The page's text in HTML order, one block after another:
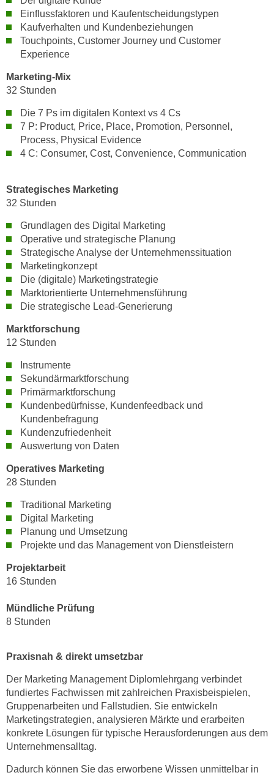
Einflussfaktoren und Kaufentscheidungstypen
Kaufverhalten und Kundenbeziehungen
Touchpoints, Customer Journey und Customer
Experience
Marketing-Mix
32 Stunden
Die 7 Ps im digitalen Kontext vs 4 Cs
7 P: Product, Price, Place, Promotion, Personnel,
Process, Physical Evidence
4 C: Consumer, Cost, Convenience, Communication
Strategisches Marketing
32 Stunden
Grundlagen des Digital Marketing
Operative und strategische Planung
Strategische Analyse der Unternehmenssituation
Marketingkonzept
Die (digitale) Marketingstrategie
Marktorientierte Unternehmensführung
Die strategische Lead-Generierung
Marktforschung
12 Stunden
Instrumente
Sekundärmarktforschung
Primärmarktforschung
Kundenbedürfnisse, Kundenfeedback und
Kundenbefragung
Kundenzufriedenheit
Auswertung von Daten
Operatives Marketing
28 Stunden
Traditional Marketing
Digital Marketing
Planung und Umsetzung
Projekte und das Management von Dienstleistern
Projektarbeit
16 Stunden
Mündliche Prüfung
8 Stunden
Praxisnah & direkt umsetzbar
Der Marketing Management Diplomlehrgang verbindet
fundiertes Fachwissen mit zahlreichen Praxisbeispielen,
Gruppenarbeiten und Fallstudien. Sie entwickeln
Marketingstrategien, analysieren Märkte und erarbeiten
konkrete Lösungen für typische Herausforderungen aus dem
Unternehmensalltag.
Dadurch können Sie das erworbene Wissen unmittelbar in
i
g
e
U
m
e
a
r
ü
b
e
r
h
i
n
a
u
e
a
n
e
n
e
h
m
e
O
n
i
n
o
u
r
n
e
y
z
C
o
o
i
e
e
r
e
n
p
e
r
s
o
e
b
e
z
o
e
n
t
e
a
u
h
U
n
t
e
r
n
e